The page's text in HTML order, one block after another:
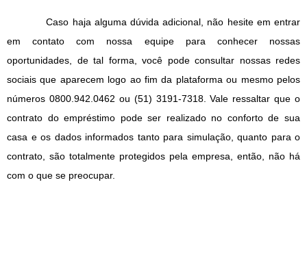
Caso haja alguma dúvida adicional, não hesite em entrar
em contato com nossa equipe para conhecer nossas
oportunidades, de tal forma, você pode consultar nossas redes
sociais que aparecem logo ao fim da plataforma ou mesmo pelos
números 0800.942.0462 ou (51) 3191-7318. Vale ressaltar que o
contrato do empréstimo pode ser realizado no conforto de sua
casa e os dados informados tanto para simulação, quanto para o
contrato, são totalmente protegidos pela empresa, então, não há
com o que se preocupar.